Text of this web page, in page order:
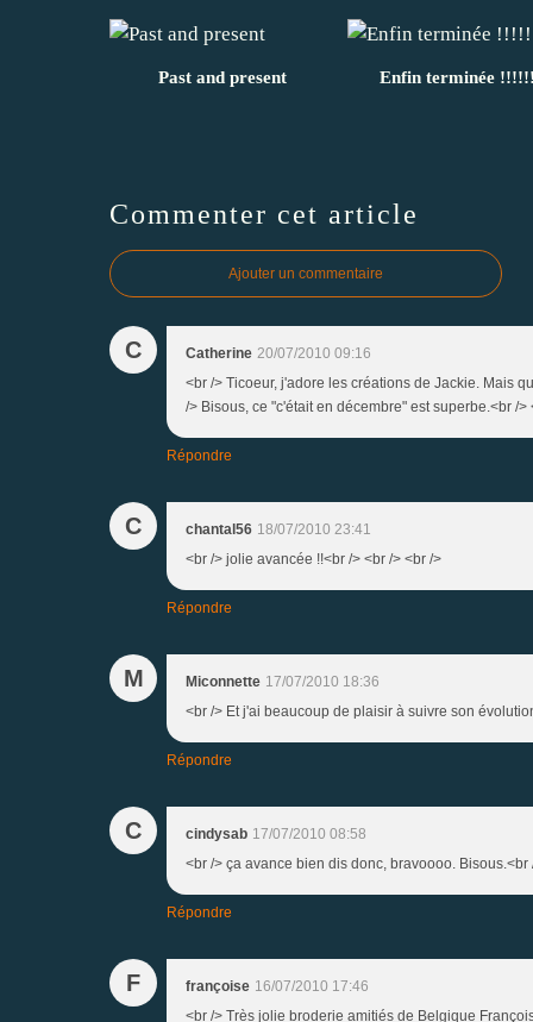
Past and present Enfin terminée
Commenter cet article
Ajouter un commentaire
C Catherine 20/07/2010 09:16
<br /> Ticoeur, j'adore les créations de Jackie. Mais
/> Bisous, ce "c'était en décembre" est superbe.<br />
Répondre
C chantal56 18/07/2010 23:41
<br /> jolie avancée !!<br /> <br /> <br />
Répondre
M Miconnette 17/07/2010 18:36
<br /> Et j'ai beaucoup de plaisir à suivre son
Répondre
C cindysab 17/07/2010 08:58
<br /> ça avance bien dis donc, bravoooo. Bisous.<br
Répondre
F françoise 16/07/2010 17:46
<br /> Très jolie broderie amitiés de Belgique